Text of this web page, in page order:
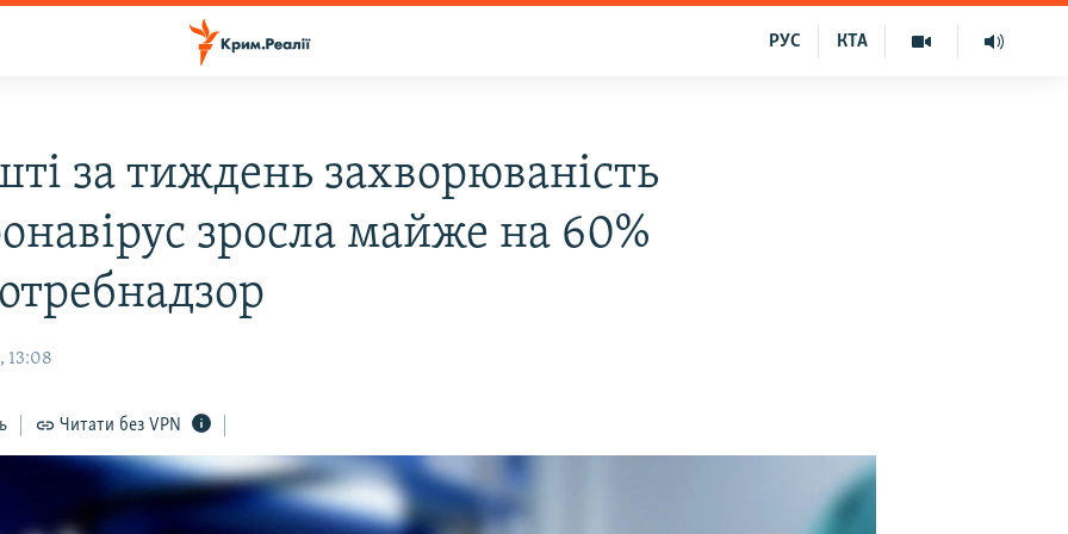
КТА
РУС
за тиждень захворюваність
зросла майже на 60%
13:08
Читати без VPN